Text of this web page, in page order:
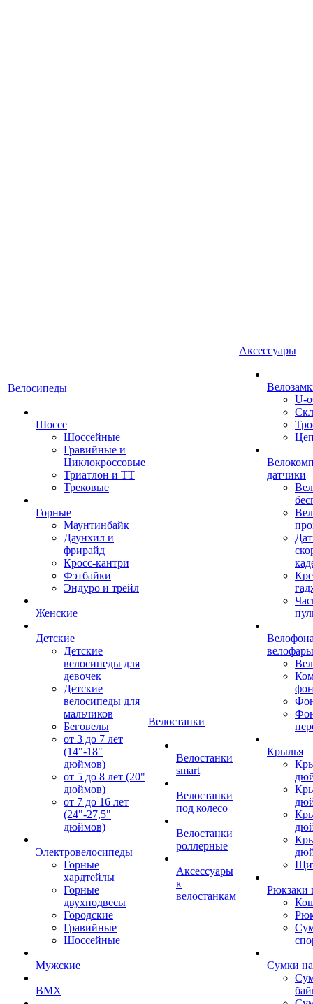
Велосипеды
Шоссе
Шоссейные
Гравийные и
Циклокроссовые
Триатлон и ТТ
Трековые
Горные
Маунтинбайк
Даунхил и
фрирайд
Кросс-кантри
Фэтбайки
Эндуро и трейл
Женские
Детские
Детские
велосипеды для
девочек
Детские
велосипеды для
мальчиков
Беговелы
от 3 до 7 лет
(14"-18"
дюймов)
от 5 до 8 лет (20"
дюймов)
от 7 до 16 лет
(24"-27,5"
дюймов)
Электровелосипеды
Горные
хардтейлы
Горные
двухподвесы
Городские
Гравийные
Шоссейные
Мужские
BMX
Велостанки
Велостанки
smart
Велостанки
под колесо
Велостанки
роллерные
Аксессуары
к
велостанкам
Аксессуары
U-
датчики
велофары
Крылья
Рюкзаки
Сумки